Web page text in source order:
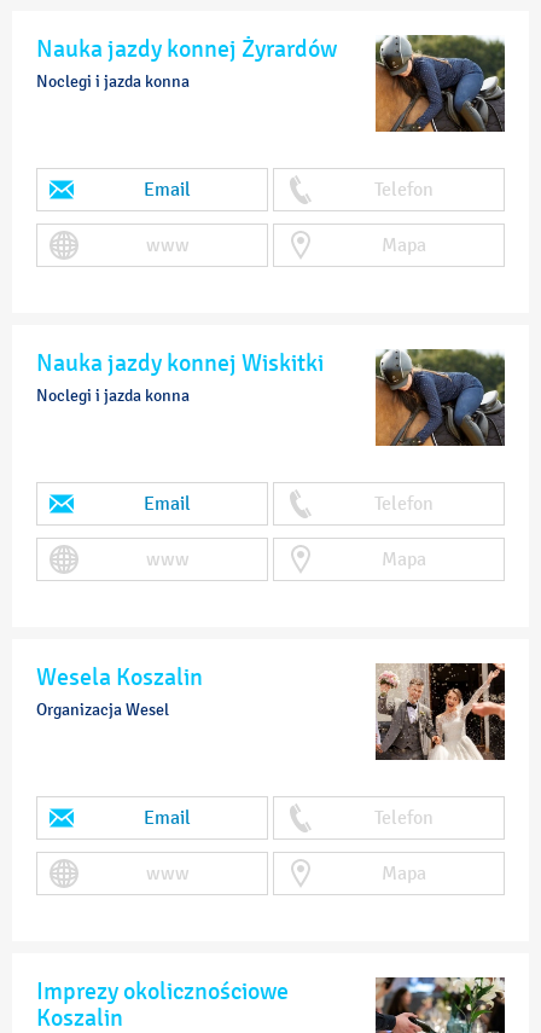
Nauka jazdy konnej Żyrardów
Noclegi i jazda konna
Email Telefon
www Mapa
Nauka jazdy konnej Wiskitki
Noclegi i jazda konna
Email Telefon
www Mapa
Wesela Koszalin
Organizacja Wesel
Email Telefon
www Mapa
Imprezy okolicznościowe
Koszalin